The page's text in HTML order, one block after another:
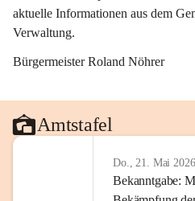
aktuelle Informationen aus dem
Verwaltung.
Bürgermeister Roland Nöhrer
Amtstafel
Do., 21. Mai 2026
Bekanntgabe: